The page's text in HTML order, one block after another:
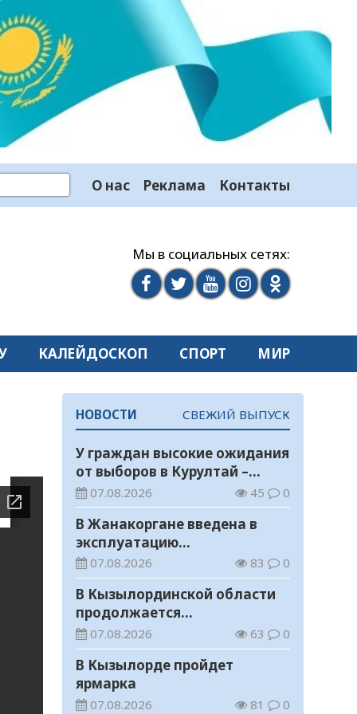
О нас Реклама Контакты
Мы в социальных сетях:
КАЛЕЙДОСКОП СПОРТ МИР
НОВОСТИ СВЕЖИЙ ВЫПУСК
У граждан высокие ожидания
от выборов в Курултай –
опрос общественного мнения
07.08.2026 45 0
В Жанакоргане введена в
эксплуатацию
водораспределительная
станция
07.08.2026 83 0
В Кызылординской области
продолжается
экологическая акция «Таза
Қазақстан»
07.08.2026 63 0
В Кызылорде пройдет
ярмарка
07.08.2026 81 0